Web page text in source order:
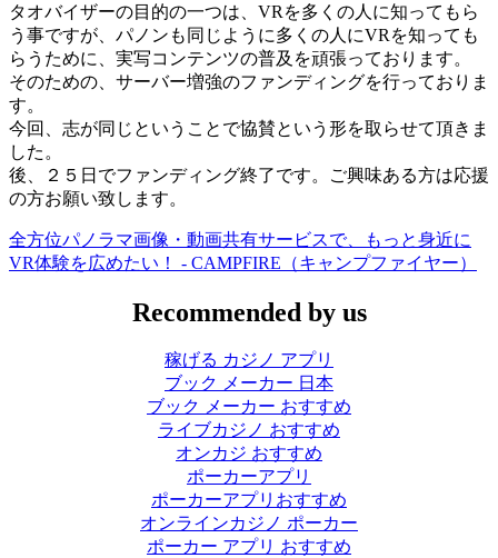
タオバイザーの目的の一つは、VRを多くの人に知ってもら
う事ですが、パノンも同じように多くの人にVRを知っても
らうために、実写コンテンツの普及を頑張っております。
そのための、サーバー増強のファンディングを行っておりま
す。
今回、志が同じということで協賛という形を取らせて頂きま
した。
後、２５日でファンディング終了です。ご興味ある方は応援
の方お願い致します。
全方位パノラマ画像・動画共有サービスで、もっと身近に
VR体験を広めたい！ - CAMPFIRE（キャンプファイヤー）
Recommended by us
稼げる カジノ アプリ
ブック メーカー 日本
ブック メーカー おすすめ
ライブカジノ おすすめ
オンカジ おすすめ
ポーカーアプリ
ポーカーアプリおすすめ
オンラインカジノ ポーカー
ポーカー アプリ おすすめ